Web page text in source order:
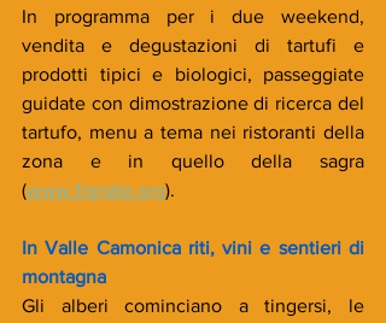
In programma per i due weekend,
vendita e degustazioni di tartufi e
prodotti tipici e biologici, passeggiate
guidate con dimostrazione di ricerca del
tartufo, menu a tema nei ristoranti della
zona e in quello della sagra
(www.tignale.org).
In Valle Camonica riti, vini e sentieri di
montagna
Gli alberi cominciano a tingersi, le